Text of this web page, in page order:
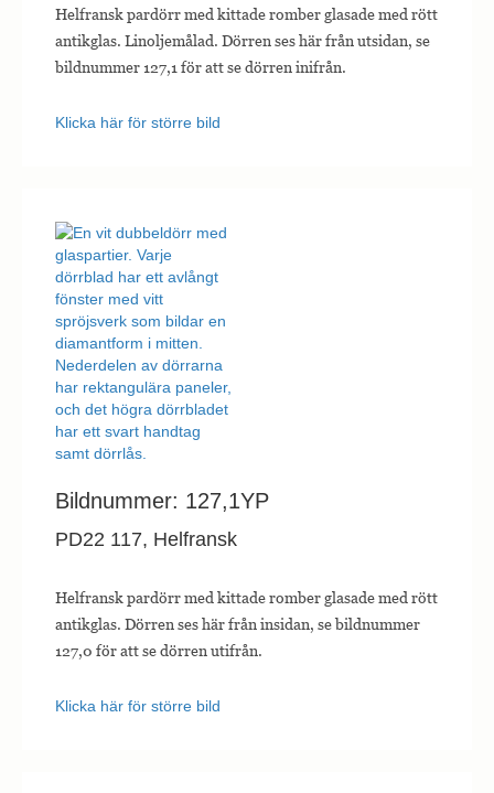
Helfransk pardörr med kittade romber glasade med rött
antikglas. Linoljemålad. Dörren ses här från utsidan, se
bildnummer 127,1 för att se dörren inifrån.
Klicka här för större bild
Bildnummer: 127,1YP
PD22 117, Helfransk
Helfransk pardörr med kittade romber glasade med rött
antikglas. Dörren ses här från insidan, se bildnummer
127,0 för att se dörren utifrån.
Klicka här för större bild